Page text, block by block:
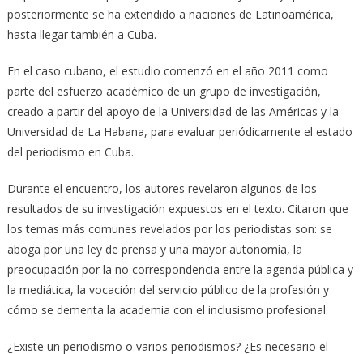
posteriormente se ha extendido a naciones de Latinoamérica,
hasta llegar también a Cuba.
En el caso cubano, el estudio comenzó en el año 2011 como
parte del esfuerzo académico de un grupo de investigación,
creado a partir del apoyo de la Universidad de las Américas y la
Universidad de La Habana, para evaluar periódicamente el estado
del periodismo en Cuba.
Durante el encuentro, los autores revelaron algunos de los
resultados de su investigación expuestos en el texto. Citaron que
los temas más comunes revelados por los periodistas son: se
aboga por una ley de prensa y una mayor autonomía, la
preocupación por la no correspondencia entre la agenda pública y
la mediática, la vocación del servicio público de la profesión y
cómo se demerita la academia con el inclusismo profesional.
¿Existe un periodismo o varios periodismos? ¿Es necesario el